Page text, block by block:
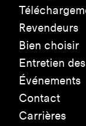
Revendeurs
Bien choisir
Entretien
Événements
Contact
Carrières